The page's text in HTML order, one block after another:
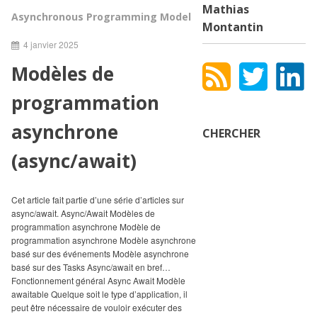
Asynchronous Programming Model
4 janvier 2025
Modèles de
programmation
asynchrone
(async/await)
Cet article fait partie d’une série d’articles sur
async/await. Async/Await Modèles de
programmation asynchrone Modèle de
programmation asynchrone Modèle asynchrone
basé sur des événements Modèle asynchrone
basé sur des Tasks Async/await en bref…
Fonctionnement général Async Await Modèle
awaitable Quelque soit le type d’application, il
peut être nécessaire de vouloir exécuter des
Mathias
Montantin
CHERCHER